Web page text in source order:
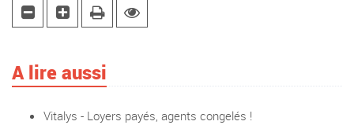
A lire aussi
Vitalys - Loyers payés, agents congelés !